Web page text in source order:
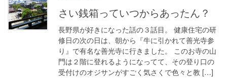
さい銭箱っていつからあったん？
長野県が好きになった話の３話目。 健康住宅の研
修日の次の日は、朝から『牛に引かれて善光寺参
り』で有名な善光寺に行きました。 このお寺の山
門は２階に登れるようになってて、その登り口の
受付けのオジサンがすごく気さくで色々と教 […]